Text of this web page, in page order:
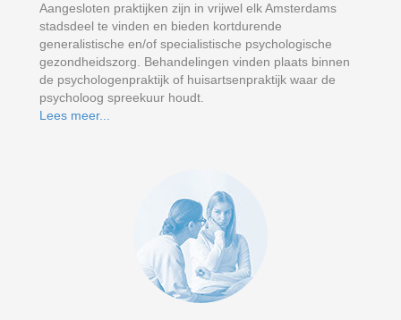
Aangesloten praktijken zijn in vrijwel elk Amsterdams
stadsdeel te vinden en bieden kortdurende
generalistische en/of specialistische psychologische
gezondheidszorg. Behandelingen vinden plaats binnen
de psychologenpraktijk of huisartsenpraktijk waar de
psycholoog spreekuur houdt.
Lees meer...